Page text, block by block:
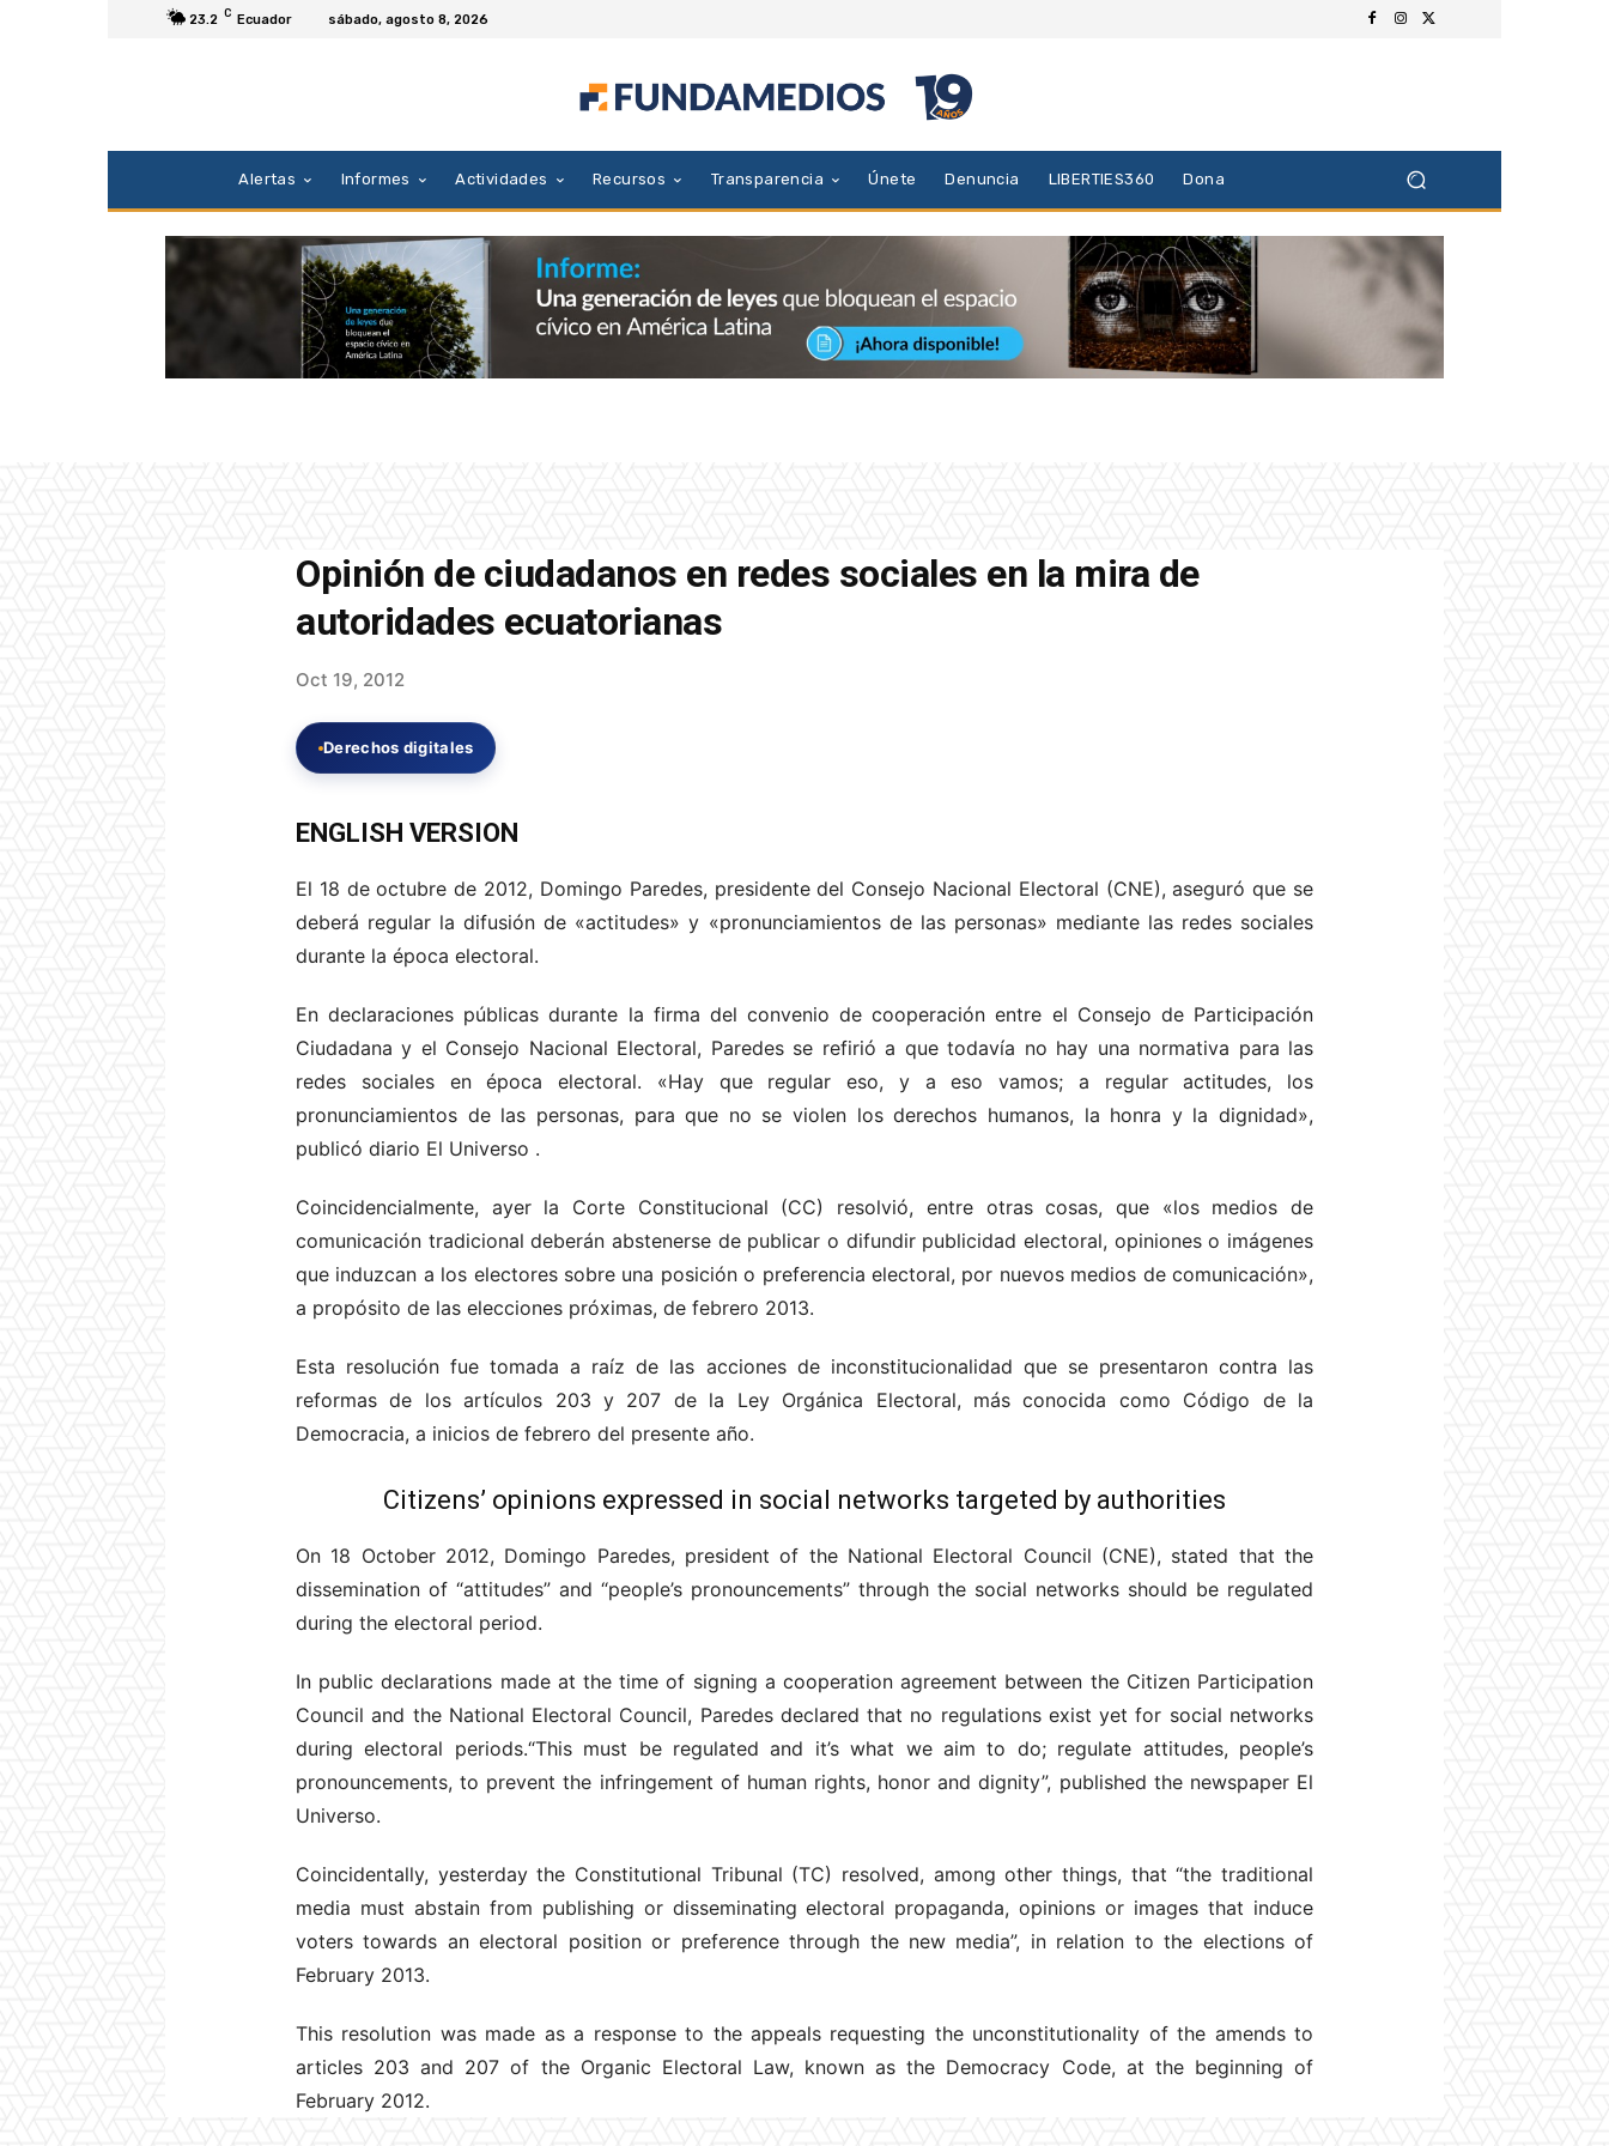
23.2 C Ecuador sábado, agosto 8, 2026
Alertas Informes Actividades Recursos Transparencia Únete Denuncia LIBERTIES360 Dona
Opinión de ciudadanos en redes sociales en la mira de
autoridades ecuatorianas
Oct 19, 2012
Derechos digitales
ENGLISH VERSION
El 18 de octubre de 2012, Domingo Paredes, presidente del Consejo Nacional Electoral (CNE), aseguró que se
deberá regular la difusión de «actitudes» y «pronunciamientos de las personas» mediante las redes sociales
durante la época electoral.
En declaraciones públicas durante la firma del convenio de cooperación entre el Consejo de Participación
Ciudadana y el Consejo Nacional Electoral, Paredes se refirió a que todavía no hay una normativa para las
redes sociales en época electoral. «Hay que regular eso, y a eso vamos; a regular actitudes, los
pronunciamientos de las personas, para que no se violen los derechos humanos, la honra y la dignidad»,
publicó diario El Universo .
Coincidencialmente, ayer la Corte Constitucional (CC) resolvió, entre otras cosas, que «los medios de
comunicación tradicional deberán abstenerse de publicar o difundir publicidad electoral, opiniones o imágenes
que induzcan a los electores sobre una posición o preferencia electoral, por nuevos medios de comunicación»,
a propósito de las elecciones próximas, de febrero 2013.
Esta resolución fue tomada a raíz de las acciones de inconstitucionalidad que se presentaron contra las
reformas de los artículos 203 y 207 de la Ley Orgánica Electoral, más conocida como Código de la
Democracia, a inicios de febrero del presente año.
Citizens’ opinions expressed in social networks targeted by authorities
On 18 October 2012, Domingo Paredes, president of the National Electoral Council (CNE), stated that the
dissemination of “attitudes” and “people’s pronouncements” through the social networks should be regulated
during the electoral period.
In public declarations made at the time of signing a cooperation agreement between the Citizen Participation
Council and the National Electoral Council, Paredes declared that no regulations exist yet for social networks
during electoral periods.“This must be regulated and it’s what we aim to do; regulate attitudes, people’s
pronouncements, to prevent the infringement of human rights, honor and dignity”, published the newspaper El
Universo.
Coincidentally, yesterday the Constitutional Tribunal (TC) resolved, among other things, that “the traditional
media must abstain from publishing or disseminating electoral propaganda, opinions or images that induce
voters towards an electoral position or preference through the new media”, in relation to the elections of
February 2013.
This resolution was made as a response to the appeals requesting the unconstitutionality of the amends to
articles 203 and 207 of the Organic Electoral Law, known as the Democracy Code, at the beginning of
February 2012.